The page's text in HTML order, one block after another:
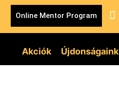
Online Mentor Program
Akciók Újdonságaink